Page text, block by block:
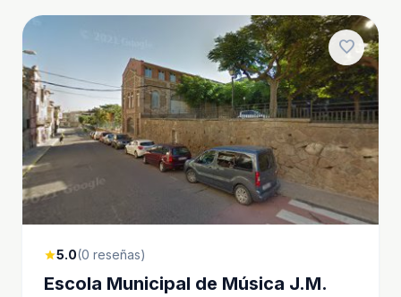
favorite
star5.0(0 reseñas)
Escola Municipal de Música J.M.